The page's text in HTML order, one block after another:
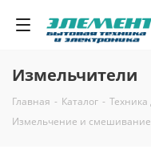
Измельчители
Главная - Каталог - Техника
Измельчение и смешивание